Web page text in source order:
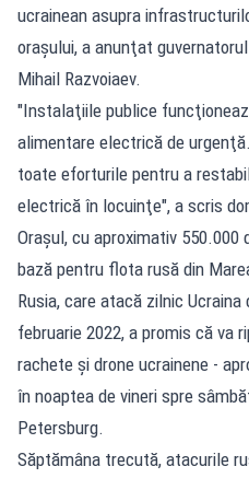
ucrainean asupra
oraşului, a anunţat
Mihail Razvoiaev.
"Instalaţiile publice
alimentare electrică de
toate eforturile pentru a
electrică în locuinţe", a scris
Oraşul, cu aproximativ
bază pentru flota rusă din
Rusia, care atacă zilnic
februarie 2022, a promis că va
rachete şi drone ucrainene -
în noaptea de vineri spre
Petersburg.
Săptămâna trecută, atacurile